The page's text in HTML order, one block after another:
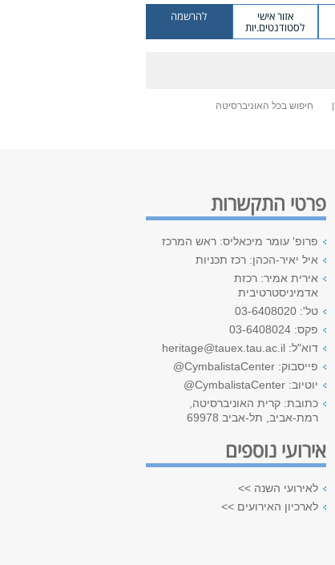
אזור אישי
לסטודנטים.יות
להרשמה
חיפוש בכל האוניברסיטה
פרטי התקשרות
פרופ' עומר מיכאליס: ראש המרכז
איל יאיר-הכהן: רכז תכניות
אירית אמיר: רכזת
אדמיניסטרטיבית
טל': 03-6408020
פקס: 03-6408024
דוא"ל: heritage@tauex.tau.ac.il
פייסבוק: CymbalistaCenter@
יוטיוב: CymbalistaCenter@
כתובת: קרית האוניברסיטה,
רמת-אביב, תל-אביב 69978
אירועי נוספים
לאירועי השנה >>
לארכיון האירועים >>